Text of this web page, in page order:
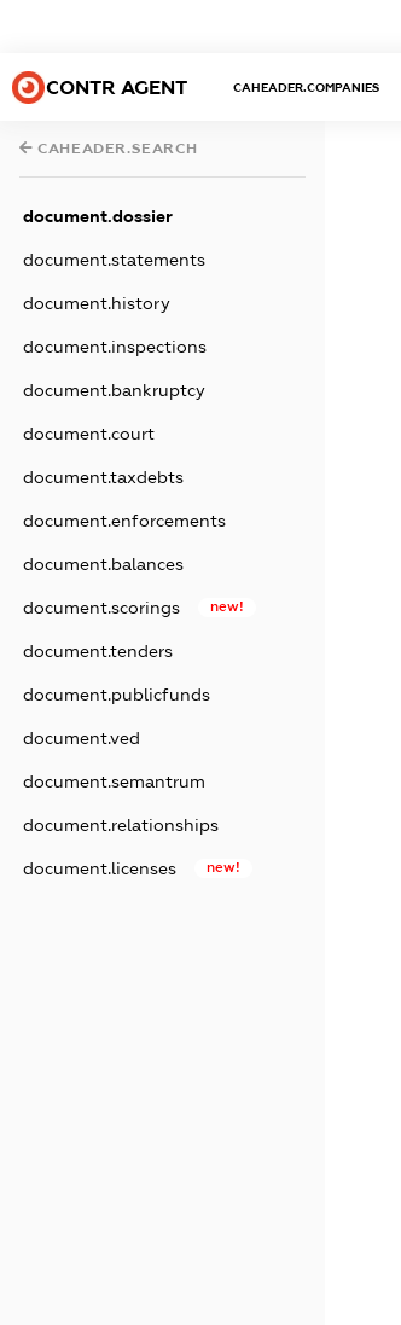
CONTR AGENT CAHEADER.COMPANIES
CAHEADER.SEARCH
document.dossier
document.statements
document.history
document.inspections
document.bankruptcy
document.court
document.taxdebts
document.enforcements
document.balances
document.scorings new!
document.tenders
document.publicfunds
document.ved
document.semantrum
document.relationships
document.licenses new!